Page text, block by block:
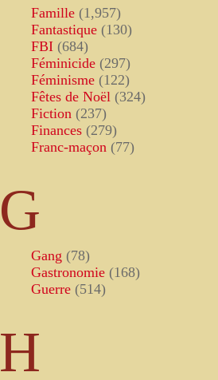
Famille (1,957)
Fantastique (130)
FBI (684)
Féminicide (297)
Féminisme (122)
Fêtes de Noël (324)
Fiction (237)
Finances (279)
Franc-maçon (77)
G
Gang (78)
Gastronomie (168)
Guerre (514)
H